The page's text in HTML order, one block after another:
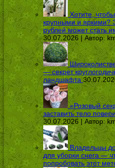
Хотите,
крупными и яркими?
рублей может стать
30.07.2026 | Автор:
— секрет
ландшафта
«Розовый
заставить тело
30.07.2026 | Автор:
Владельцы
для уборки снега —
попробовать этот